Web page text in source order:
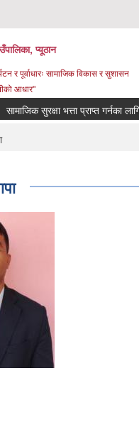
प्यूठान
र पूर्वाधारः सामाजिक विकास र सुशासन
आधार"
सामाजिक सुरक्षा भत्ता प्राप्त गर्नका